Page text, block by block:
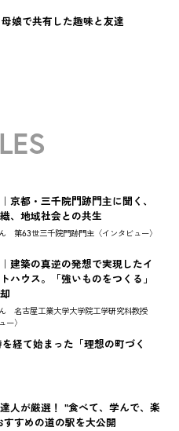
娘で共有した趣味と友達
京都・三千院門跡門主に聞く、
、地域社会との共生
第63世三千院門跡門主〈インタビュー〉
建築の真逆の発想で実現したイ
ハウス。「強いものをつくる」
名古屋工業大学大学院工学研究科教授
ー〉
経て始まった「理想の町づく
人が厳選！ "食べて、学んで、楽
すすめの道の駅を大公開